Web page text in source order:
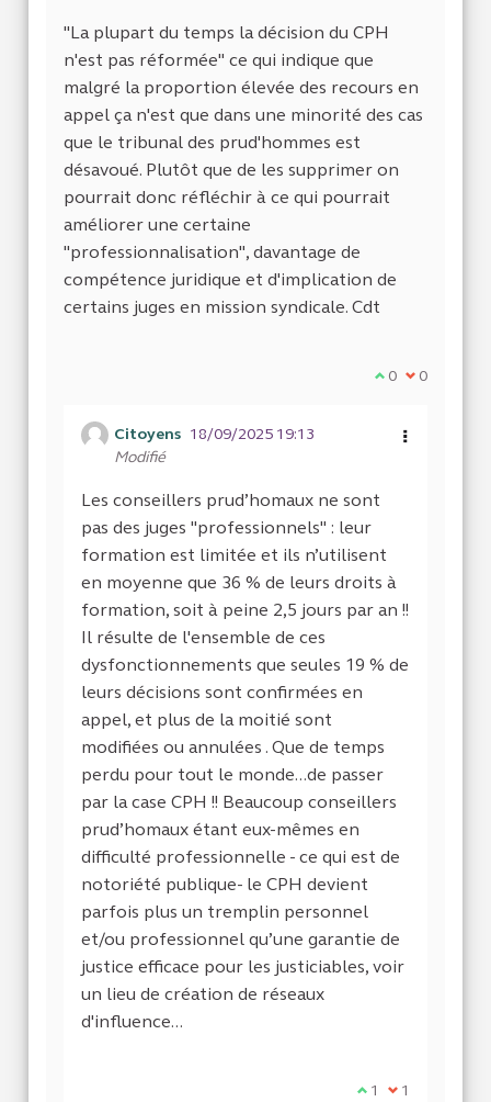
"La plupart du temps la décision du CPH
n'est pas réformée" ce qui indique que
malgré la proportion élevée des recours en
appel ça n'est que dans une minorité des cas
que le tribunal des prud'hommes est
désavoué. Plutôt que de les supprimer on
pourrait donc réfléchir à ce qui pourrait
améliorer une certaine
"professionnalisation", davantage de
compétence juridique et d'implication de
certains juges en mission syndicale. Cdt
Je suis
0 Je ne suis
0
Citoyens 18/09/2025 19:13
Modifié
Les conseillers prud’homaux ne sont
pas des juges "professionnels" : leur
formation est limitée et ils n’utilisent
en moyenne que 36 % de leurs droits à
formation, soit à peine 2,5 jours par an !!
Il résulte de l'ensemble de ces
dysfonctionnements que seules 19 % de
leurs décisions sont confirmées en
appel, et plus de la moitié sont
modifiées ou annulées . Que de temps
perdu pour tout le monde...de passer
par la case CPH !! Beaucoup conseillers
prud’homaux étant eux-mêmes en
difficulté professionnelle - ce qui est de
notoriété publique- le CPH devient
parfois plus un tremplin personnel
et/ou professionnel qu’une garantie de
justice efficace pour les justiciables, voir
un lieu de création de réseaux
d'influence...
Je suis d'accord
1 Je ne suis
1